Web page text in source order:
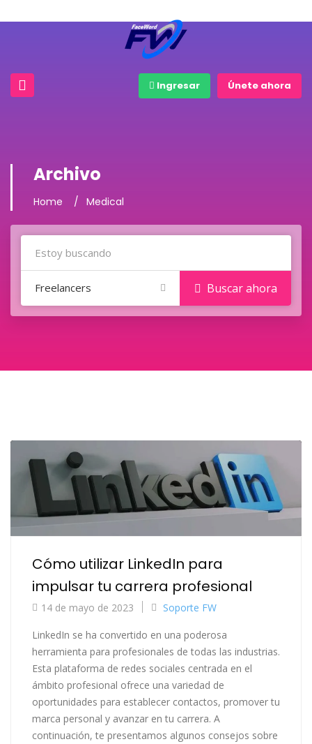
Ingresar Únete ahora
Archivo
Home Medical
Freelancers Buscar ahora
Cómo utilizar LinkedIn para
impulsar tu carrera profesional
14 de mayo de 2023 Soporte FW
LinkedIn se ha convertido en una poderosa
herramienta para profesionales de todas las industrias.
Esta plataforma de redes sociales centrada en el
ámbito profesional ofrece una variedad de
oportunidades para establecer contactos, promover tu
marca personal y avanzar en tu carrera. A
continuación, te presentamos algunos consejos sobre